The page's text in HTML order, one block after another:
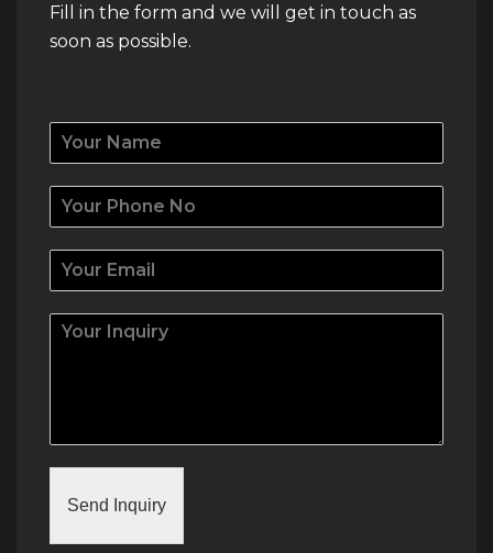
Fill in the form and we will get in touch as
soon as possible.
Send Inquiry